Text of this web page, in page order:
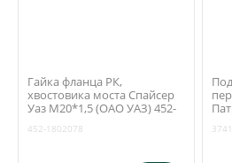
Гайка фланца РК,
хвостовика моста Спайсер
Уаз М20*1,5 (ОАО УАЗ) 452-
452-1802078